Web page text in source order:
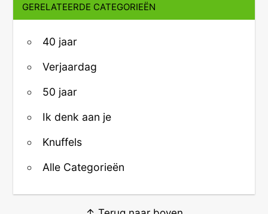
GERELATEERDE CATEGORIEËN
40 jaar
Verjaardag
50 jaar
Ik denk aan je
Knuffels
Alle Categorieën